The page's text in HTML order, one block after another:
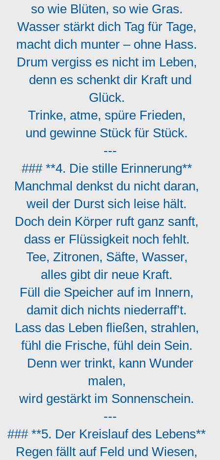
so wie Blüten, so wie Gras.
Wasser stärkt dich Tag für Tage,
macht dich munter – ohne Hass.
Drum vergiss es nicht im Leben,
denn es schenkt dir Kraft und
Glück.
Trinke, atme, spüre Frieden,
und gewinne Stück für Stück.
---
### **4. Die stille Erinnerung**
Manchmal denkst du nicht daran,
weil der Durst sich leise hält.
Doch dein Körper ruft ganz sanft,
dass er Flüssigkeit noch fehlt.
Tee, Zitronen, Säfte, Wasser,
alles gibt dir neue Kraft.
Füll die Speicher auf im Innern,
damit dich nichts niederraff’t.
Lass das Leben fließen, strahlen,
fühl die Frische, fühl dein Sein.
Denn wer trinkt, kann Wunder
malen,
wird gestärkt im Sonnenschein.
---
### **5. Der Kreislauf des Lebens**
Regen fällt auf Feld und Wiesen,